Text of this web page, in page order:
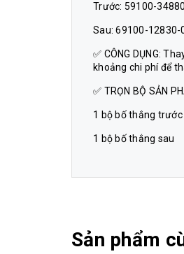
Trước: 59100-
Sau: 69100-12830-
✅ CÔNG DỤNG:
khoảng chi phí để
✅ TRỌN BỘ SẢN
1 bộ bố thắng trước
1 bộ bố thắng sau
Sản phẩm